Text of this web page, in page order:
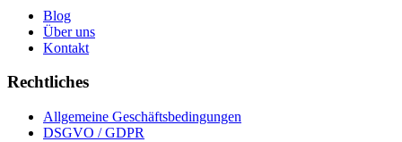
Blog
Über uns
Kontakt
Rechtliches
Allgemeine Geschäftsbedingungen
DSGVO / GDPR